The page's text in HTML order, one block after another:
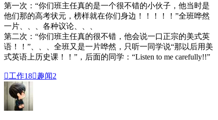
第一次：“你们班主任真的是一个很不错的小伙子，他当时是
他们那的高考状元，榜样就在你们身边！！！！！”全班哗然
一片、、、各种议论、、、
第二次：“你们班主任真的很不错，他会说一口正宗的美式英
语！！”、、、全班又是一片哗然，只听一同学说“那以后用美
式英语上历史课！！”，后面的同学：“Listen to me carefully!!”
工作18趣闻2